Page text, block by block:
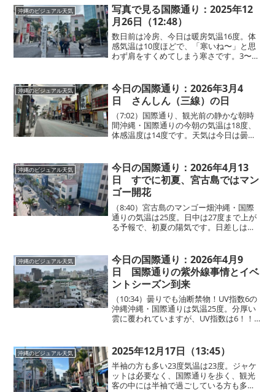
沖縄のビジュアル天気
写真で見る国際通り：2025年12
月26日（12:48）
数日前は冷房、今日は暖房気温16度。体
感気温は10度ほどで、「寒いね〜」と思
わず肩をすくめてしまう寒さです。3〜4
覇・国際通りでも、厚手の上着やコート
を着ている方が一気...
沖縄のビジュアル天気
今日の国際通り：2026年3月4
日 さんしん（三線）の日
（7:02）国際通り、観光前の静かな朝時
間沖縄・国際通りの今朝の気温は18度、
体感温度は14度です。天気は今日は曇り
く、強い寒さは感じません。ここは国際
通りの入り口付近...
沖縄のビジュアル天気
今日の国際通り：2026年4月13
日 すでに初夏、宮古島ではマン
ゴー開花
（8:40）宮古島のマンゴー畑沖縄・国際
通りの気温は25度。日中は27度まで上が
る予報で、初夏の陽気です。日差しはす
外出時は紫外線対策をしてくださいね。
そして、毎年...
沖縄のビジュアル天気
今日の国際通り：2026年4月9
日 国際通りの紫外線事情とイベ
ントシーズン到来
（10:34）曇りでも油断禁物！UV指数6の
沖縄沖縄・国際通りは気温25度。分厚い
雲に覆われていますが、UV指数は6！！
のが特徴です。外出時は日焼け対策を忘
れずに。そして...
沖縄のビジュアル天気 2025年12月17日（13:45）
半袖の方も多い23度気温は23度。ジャケ
ットは必要なく、国際通りを歩く、観光
客の中には半袖で過ごしている方も多く